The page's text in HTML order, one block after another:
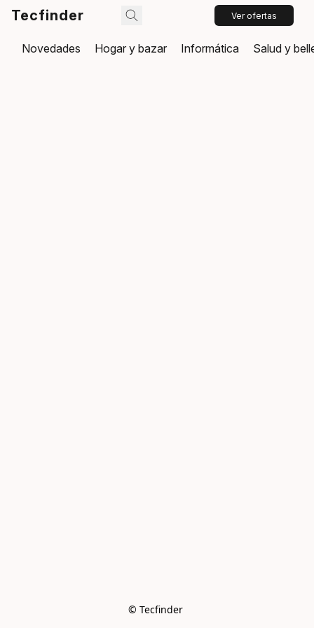
Tecfinder Ver ofertas
Novedades Hogar y bazar Informática Salud y
© Tecfinder